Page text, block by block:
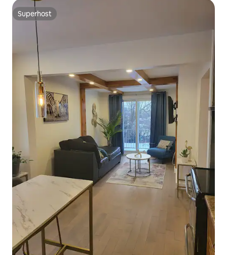
Superhost
Superhost